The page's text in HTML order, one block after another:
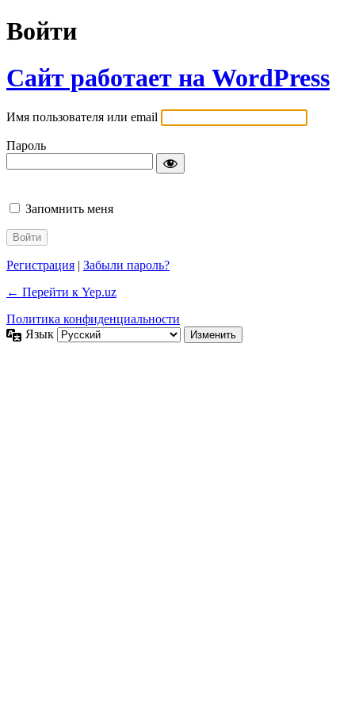
Войти
Сайт работает на WordPress
Имя пользователя или email
Пароль
Запомнить меня
Регистрация | Забыли пароль?
← Перейти к Yep.uz
Политика конфиденциальности
Язык